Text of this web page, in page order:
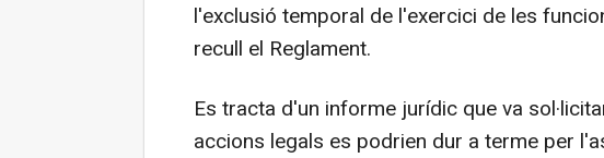
l'exclusió temporal de l'exercici de les
recull el Reglament.
Es tracta d'un informe jurídic que va
accions legals es podrien dur a terme per